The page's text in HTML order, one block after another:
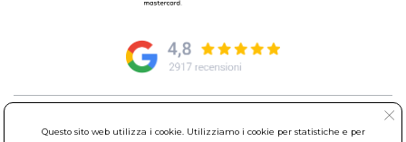
Questo sito web utilizza i cookie. Utilizziamo i cookie per statistiche e per